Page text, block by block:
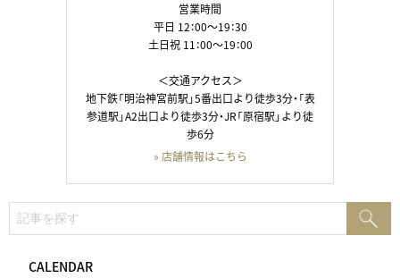
営業時間
平日 12：00～19：30
土日祝 11：00～19：00
＜交通アクセス＞
地下鉄「明治神宮前駅」5番出口より徒歩3分・「表
参道駅」A2出口より徒歩3分・JR「原宿駅」より徒
歩6分
» 店舗情報はこちら
索:
CALENDAR